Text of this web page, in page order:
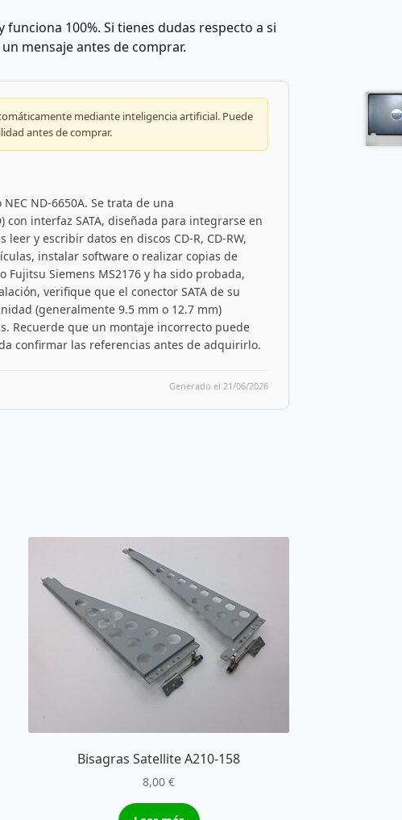
100%. Si tienes dudas respecto a si
mensaje antes de comprar.
mediante inteligencia artificial. Puede
antes de comprar.
ND-6650A. Se trata de una
con interfaz SATA, diseñada para integrarse en
y escribir datos en discos CD-R, CD-RW,
instalar software o realizar copias de
Siemens MS2176 y ha sido probada,
verifique que el conector SATA de su
(generalmente 9.5 mm o 12.7 mm)
Recuerde que un montaje incorrecto puede
confirmar las referencias antes de adquirirlo.
Generado el 21/06/2026
Bisagras Satellite A210-158
8,00€